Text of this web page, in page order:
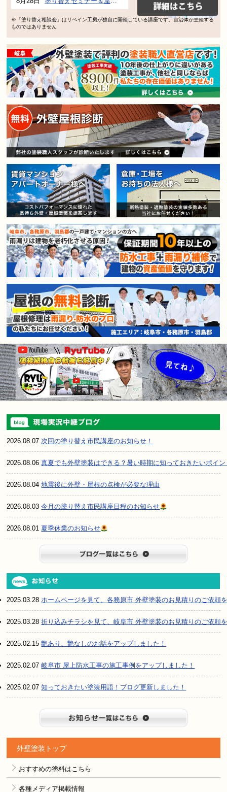
※「塗り替え相談会」はリペイン工房が独自に開催している講座です。自治体が主催する
ものではありません
賃貸マンション・アパートオー
2026.08.07次回の塗り替え市民講座のお知らせ！
2026.08.06真夏でも外壁塗装はできる？暑い時期に知っておきたいポイン
2026.08.04地震後に外壁・屋根の点検が必要な理由
2026.08.03今月の塗り替え市民講座日程のお知らせ
2026.08.01 夏季休業のお知らせ
2025.03.28ホームページを見て、各務原市 外壁塗装のお見積りのご依頼
2025.03.28折り込みチラシを見て、岐阜市 外壁塗装のお見積りのご依頼
2025.02.15艶あり、艶なしのお話をアップしました！
2025.02.07岐阜市 屋上防水工事の施工事例をアップしました！
2025.02.07知っておきたい塗装用語！ブログ更新しました！
外壁塗装トップ
おすすめの塗料はこちら
各種メディア掲載情報